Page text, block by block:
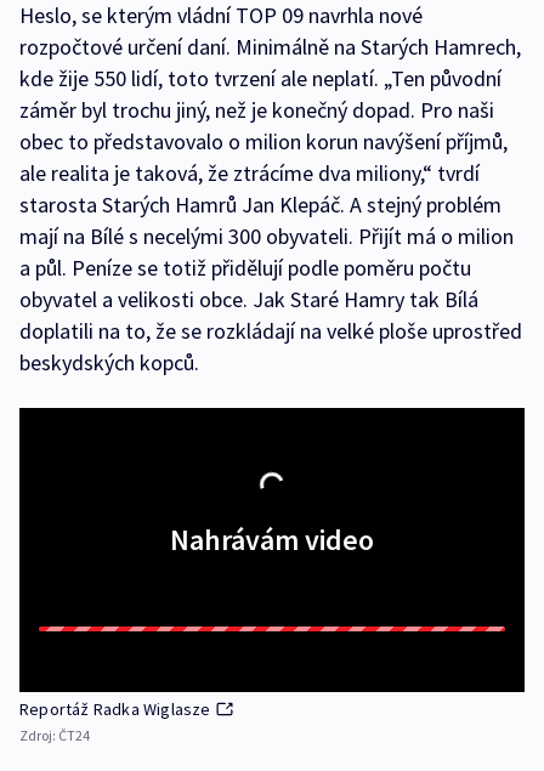
Heslo, se kterým vládní TOP 09 navrhla nové
rozpočtové určení daní. Minimálně na Starých Hamrech,
kde žije 550 lidí, toto tvrzení ale neplatí. „Ten původní
záměr byl trochu jiný, než je konečný dopad. Pro naši
obec to představovalo o milion korun navýšení příjmů,
ale realita je taková, že ztrácíme dva miliony,“ tvrdí
starosta Starých Hamrů Jan Klepáč. A stejný problém
mají na Bílé s necelými 300 obyvateli. Přijít má o milion
a půl. Peníze se totiž přidělují podle poměru počtu
obyvatel a velikosti obce. Jak Staré Hamry tak Bílá
doplatili na to, že se rozkládají na velké ploše uprostřed
beskydských kopců.
Nahrávám video
Reportáž Radka Wiglasze
Zdroj: ČT24